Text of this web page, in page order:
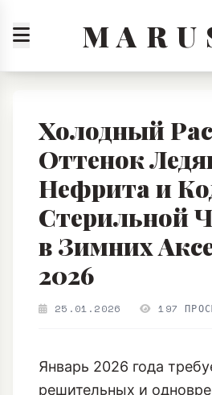
M A R U
Холодный
Оттенок
Нефрита и
Стерильной
в Зимних
2026
25.01.2026 197
Январь 2026 года
решительных и